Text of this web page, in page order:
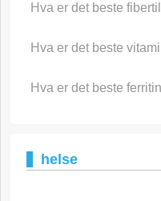
helse